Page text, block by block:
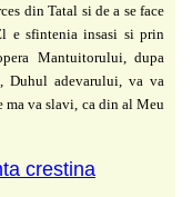
din Tatal si de a se face
e sfintenia insasi si prin
Mantuitorului, dupa
Duhul adevarului, va va
va slavi, ca din al Meu
crestina